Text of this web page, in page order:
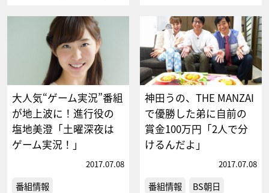
大人気“ゲーム実況”番組
が地上波に！進行役の
塩地美澄「土曜深夜は
ゲーム実況！」
2017.07.08
番組情報
神田うの、THE MANZAI
で優勝した弟に自前の
賞金100万円「2人で分
けるんだよ」
2017.07.08
番組情報 BS朝日